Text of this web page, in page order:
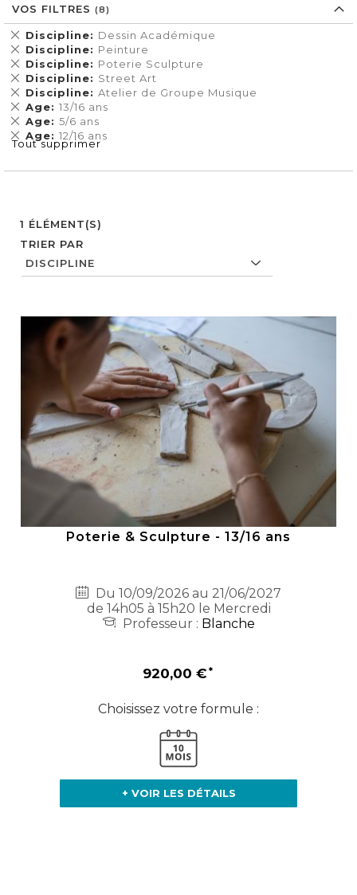
1 ÉLÉMENT(S)
TRIER PAR
Poterie & Sculpture - 13/16 ans
Du 10/09/2026 au 21/06/2027
de 14h05 à 15h20 le Mercredi
Professeur : Blanche
920,00 €
Choisissez votre formule :
+ VOIR LES DÉTAILS
VOS FILTRES
Discipline Dessin Académique
Supprimer
cet
Élément
Discipline Peinture
Supprimer
cet
Élément
Discipline Poterie Sculpture
Supprimer
cet
Élément
Discipline Street Art
Supprimer
cet
Élément
Discipline Atelier de Groupe Musique
Supprimer
cet
Élément
Age 13/16 ans
Supprimer
cet
Élément
Age 5/6 ans
Supprimer
cet
Élément
Age 12/16 ans
Supprimer
cet
Tout supprimer